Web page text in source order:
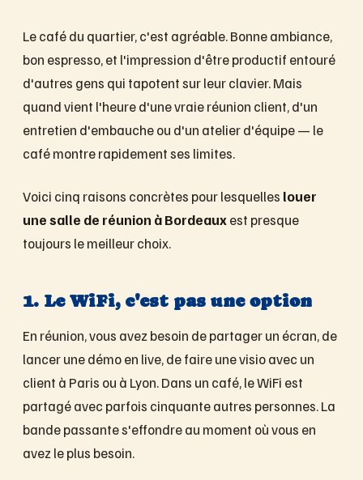
Le café du quartier, c'est agréable. Bonne ambiance,
bon espresso, et l'impression d'être productif entouré
d'autres gens qui tapotent sur leur clavier. Mais
quand vient l'heure d'une vraie réunion client, d'un
entretien d'embauche ou d'un atelier d'équipe — le
café montre rapidement ses limites.
Voici cinq raisons concrètes pour lesquelles louer
une salle de réunion à Bordeaux est presque
toujours le meilleur choix.
1. Le WiFi, c'est pas une option
En réunion, vous avez besoin de partager un écran, de
lancer une démo en live, de faire une visio avec un
client à Paris ou à Lyon. Dans un café, le WiFi est
partagé avec parfois cinquante autres personnes. La
bande passante s'effondre au moment où vous en
avez le plus besoin.